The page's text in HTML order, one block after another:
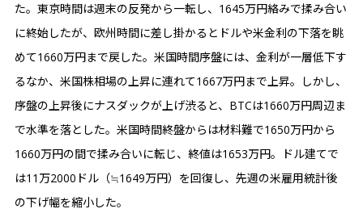
た。東京時間は週末の反発から一転し、1645万円絡みで揉み合い
に終始したが、欧州時間に差し掛かるとドルや米金利の下落を眺
めて1660万円まで戻した。米国時間序盤には、金利が一層低下す
るなか、米国株相場の上昇に連れて1667万円まで上昇。しかし、
序盤の上昇後にナスダックが上げ渋ると、BTCは1660万円周辺ま
で水準を落とした。米国時間終盤からは材料難で1650万円から
1660万円の間で揉み合いに転じ、終値は1653万円。ドル建てで
は11万2000ドル（≒1649万円）を回復し、先週の米雇用統計後
の下げ幅を縮小した。